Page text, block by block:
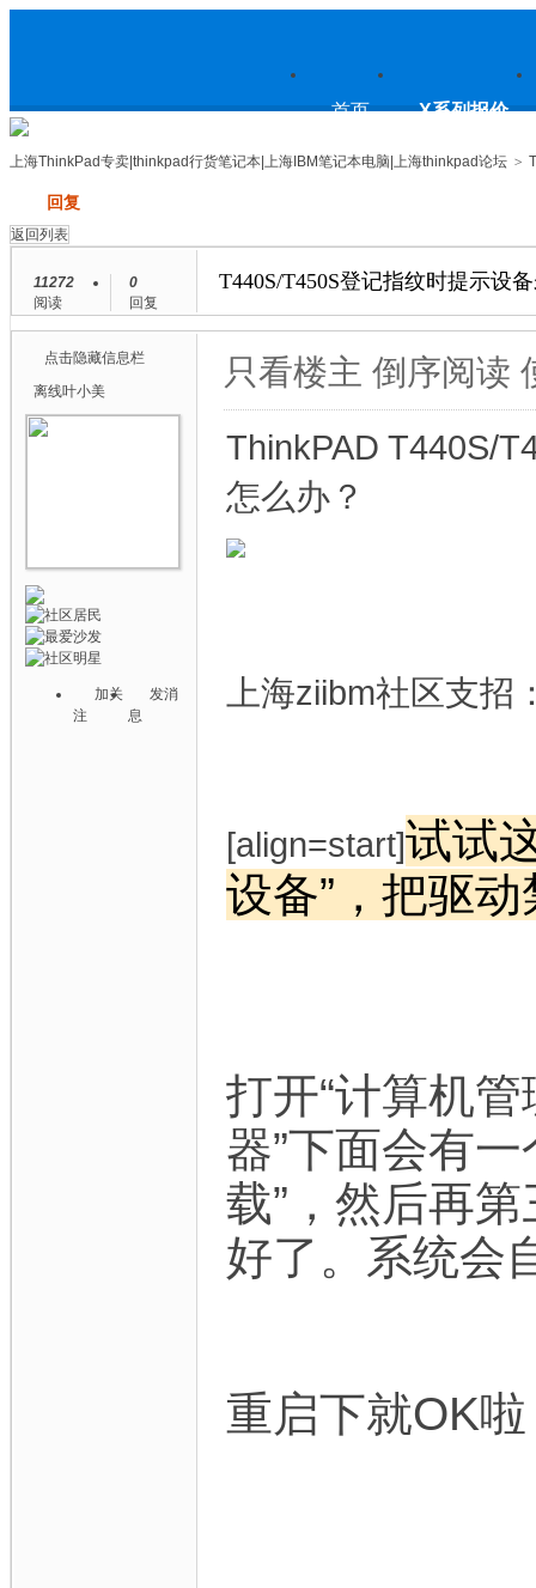
上
海ThinkPad专卖|thinkpad行货笔
记本|上海IBM笔记本电脑|上海
首页 X系列报价
上海ThinkPad专卖|thinkpad行货笔记本|上海IBM笔记本电脑|上海thinkpad论坛 >
回复
返回列表
11272
阅读
0
回复
T440S/T450S登记指纹时提示设
点击隐藏信息栏
离线叶小美
加关
注
发消
息
只看楼主 倒序阅读
ThinkPAD T440S/
怎么办？
上海ziibm社区支招
[align=start]试试
设备”，把驱
打开“计算机
器”下面会有
载”，然后再
好了。系统会
重启下就OK